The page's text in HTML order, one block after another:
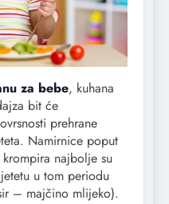
za bebe, kuhana
bit će
prehrane
Namirnice poput
najbolje su
u tom periodu
– majčino mlijeko).